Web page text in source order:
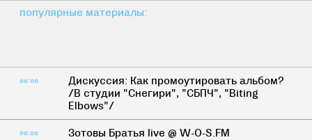
популярные материалы:
00:00
Дискуссия: Как промоутировать альбом?
/В студии "Снегири", "СБПЧ", "Biting
Elbows"/
00:00 Зотовы Братья live @ W-O-S.FM